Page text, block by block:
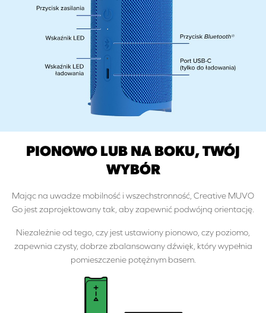
PIONOWO LUB NA BOKU, TWÓJ
WYBÓR
Mając na uwadze mobilność i wszechstronność, Creative MUVO
Go jest zaprojektowany tak, aby zapewnić podwójną orientację.
Niezależnie od tego, czy jest ustawiony pionowo, czy poziomo,
zapewnia czysty, dobrze zbalansowany dźwięk, który wypełnia
pomieszczenie potężnym basem.